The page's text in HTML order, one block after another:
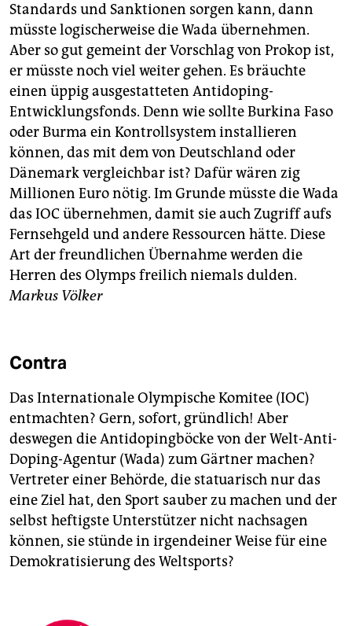
Standards und Sanktionen sorgen kann, dann
müsste logischerweise die Wada übernehmen.
Aber so gut gemeint der Vorschlag von Prokop ist,
er müsste noch viel weiter gehen. Es bräuchte
einen üppig ausgestatteten Antidoping-
Entwicklungsfonds. Denn wie sollte Burkina Faso
oder Burma ein Kontrollsystem installieren
können, das mit dem von Deutschland oder
Dänemark vergleichbar ist? Dafür wären zig
Millionen Euro nötig. Im Grunde müsste die Wada
das IOC übernehmen, damit sie auch Zugriff aufs
Fernsehgeld und andere Ressourcen hätte. Diese
Art der freundlichen Übernahme werden die
Herren des Olymps freilich niemals dulden.
Markus Völker
Contra
Das Internationale Olympische Komitee (IOC)
entmachten? Gern, sofort, gründlich! Aber
deswegen die Antidopingböcke von der Welt-Anti-
Doping-Agentur (Wada) zum Gärtner machen?
Vertreter einer Behörde, die statuarisch nur das
eine Ziel hat, den Sport sauber zu machen und der
selbst heftigste Unterstützer nicht nachsagen
können, sie stünde in irgendeiner Weise für eine
Demokratisierung des Weltsports?